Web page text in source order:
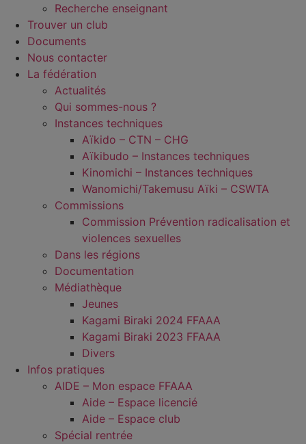
Recherche enseignant
Trouver un club
Documents
Nous contacter
La fédération
Actualités
Qui sommes-nous ?
Instances techniques
Aïkido – CTN – CHG
Aïkibudo – Instances techniques
Kinomichi – Instances techniques
Wanomichi/Takemusu Aïki – CSWTA
Commissions
Commission Prévention radicalisation et
violences sexuelles
Dans les régions
Documentation
Médiathèque
Jeunes
Kagami Biraki 2024 FFAAA
Kagami Biraki 2023 FFAAA
Divers
Infos pratiques
AIDE – Mon espace FFAAA
Aide – Espace licencié
Aide – Espace club
Spécial rentrée